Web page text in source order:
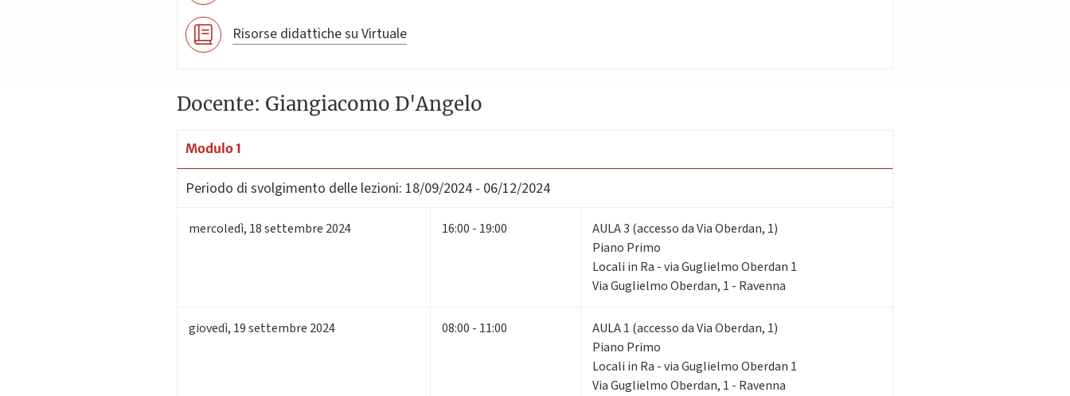
Risorse didattiche su Virtuale
Docente: Giangiacomo D'Angelo
Modulo 1
Periodo di svolgimento delle lezioni: 18/09/2024 - 06/12/2024
mercoledì, 18settembre 2024 16:00 - 19:00
AULA 3 (accesso da Via Oberdan, 1)
Piano Primo
Locali in Ra - via Guglielmo Oberdan 1
Via Guglielmo Oberdan, 1 - Ravenna
giovedì, 19settembre 2024 08:00 - 11:00
AULA 1 (accesso da Via Oberdan, 1)
Piano Primo
Locali in Ra - via Guglielmo Oberdan 1
Via Guglielmo Oberdan, 1 - Ravenna